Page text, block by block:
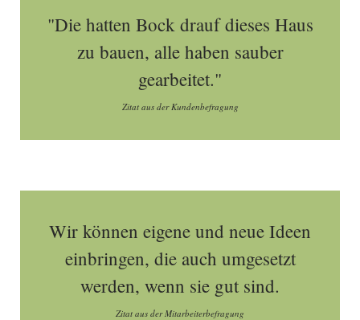
"Die hatten Bock drauf dieses Haus
zu bauen, alle haben sauber
gearbeitet."
Zitat aus der Kundenbefragung
Wir können eigene und neue Ideen
einbringen, die auch umgesetzt
werden, wenn sie gut sind.
Zitat aus der Mitarbeiterbefragung